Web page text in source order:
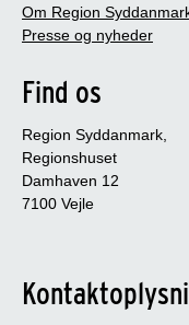
Om Region
Presse og nyheder
Find os
Region Syddanmark,
Regionshuset
Damhaven 12
7100 Vejle